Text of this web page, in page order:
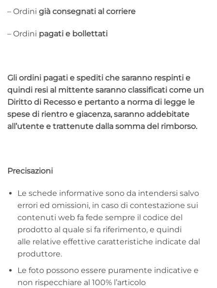
– Ordini già consegnati al corriere
– Ordini pagati e bollettati
Gli ordini pagati e spediti che saranno respinti e
quindi resi al mittente saranno classificati come un
Diritto di Recesso e pertanto a norma di legge le
spese di rientro e giacenza, saranno addebitate
all’utente e trattenute dalla somma del rimborso.
Precisazioni
Le schede informative sono da intendersi salvo
errori ed omissioni, in caso di contestazione sui
contenuti web fa fede sempre il codice del
prodotto al quale si fa riferimento, e quindi
alle relative effettive caratteristiche indicate dal
produttore.
Le foto possono essere puramente indicative e
non rispecchiare al 100% l’articolo